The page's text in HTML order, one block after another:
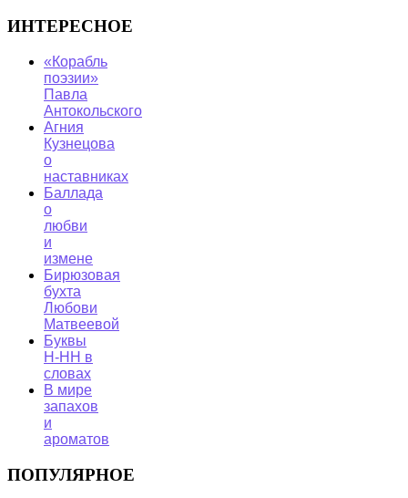
ИНТЕРЕСНОЕ
«Корабль
поэзии»
Павла
Антокольского
Агния
Кузнецова
о
наставниках
Баллада
о
любви
и
измене
Бирюзовая
бухта
Любови
Матвеевой
Буквы
Н-НН в
словах
В мире
запахов
и
ароматов
ПОПУЛЯРНОЕ